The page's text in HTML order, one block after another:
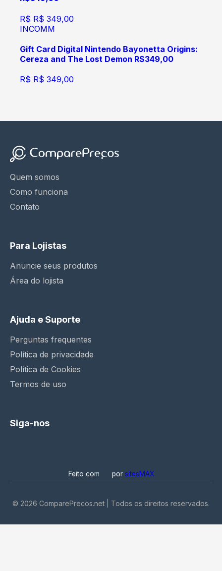
R$ R$ 349,00
INCOMM
Gift Card Digital Nintendo Bayonetta Origins:
Cereza and The Lost Demon R$349,00
R$ R$ 349,00
Quem somos
Como funciona
Contato
Para Lojistas
Anuncie seus produtos
Área do lojista
Ajuda e Suporte
Perguntas frequentes
Política de privacidade
Política de Cookies
Termos de uso
Siga-nos
Feito com por sitesMAX
© 2026 ComparePrecos.net | Todos os direitos reservados.